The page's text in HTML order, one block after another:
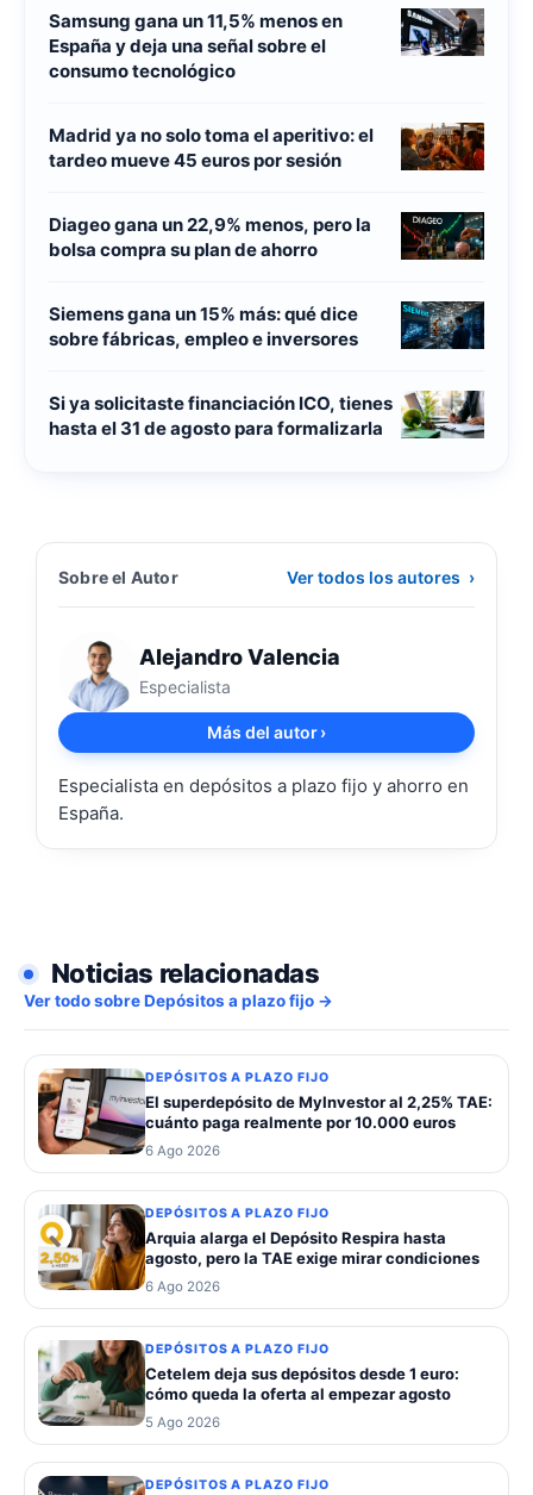
Samsung gana un 11,5% menos en
España y deja una señal sobre el
consumo tecnológico
Madrid ya no solo toma el aperitivo: el
tardeo mueve 45 euros por sesión
Diageo gana un 22,9% menos, pero la
bolsa compra su plan de ahorro
Siemens gana un 15% más: qué dice
sobre fábricas, empleo e inversores
Si ya solicitaste financiación ICO, tienes
hasta el 31 de agosto para formalizarla
Sobre el Autor Ver todos los autores ›
Alejandro Valencia
Especialista
Más del autor›
Especialista en depósitos a plazo fijo y ahorro en
España.
Noticias relacionadas
Ver todo sobre Depósitos a plazo fijo →
DEPÓSITOS A PLAZO FIJO
El superdepósito de MyInvestor al 2,25% TAE:
cuánto paga realmente por 10.000 euros
6 Ago 2026
DEPÓSITOS A PLAZO FIJO
Arquia alarga el Depósito Respira hasta
agosto, pero la TAE exige mirar condiciones
6 Ago 2026
DEPÓSITOS A PLAZO FIJO
Cetelem deja sus depósitos desde 1 euro:
cómo queda la oferta al empezar agosto
5 Ago 2026
DEPÓSITOS A PLAZO FIJO